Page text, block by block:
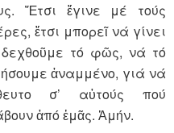
Ἔτσι ἔγινε μέ τούς
ἔτσι μπορεῖ νά γίνει
τό φῶς, νά τό
ἀναμμένο, γιά νά
σ’ αὐτούς πού
ἀπό ἐμᾶς. Ἀμήν.